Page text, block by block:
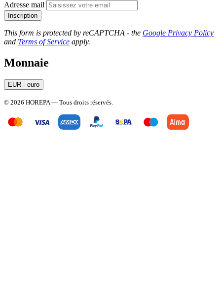
Adresse mail
Inscription
This form is protected by reCAPTCHA - the Google Privacy Policy
and Terms of Service apply.
Monnaie
EUR - euro
© 2026 HOREPA — Tous droits réservés.